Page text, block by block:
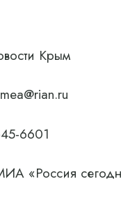
Крым
6601
«Россия